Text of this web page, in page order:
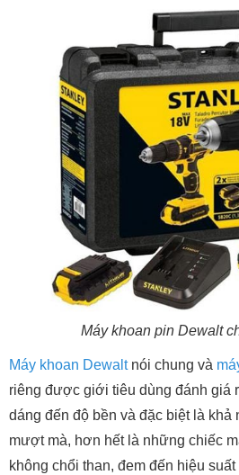
Máy khoan pin Dewalt
Máy khoan Dewaltnói chung và
riêng được giới tiêu dùng đánh giá
dáng đến độ bền và đặc biệt là khả
mượt mà, hơn hết là những chiếc
không chổi than, đem đến hiệu